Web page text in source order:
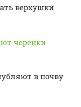
верхушки
черенки
в почву